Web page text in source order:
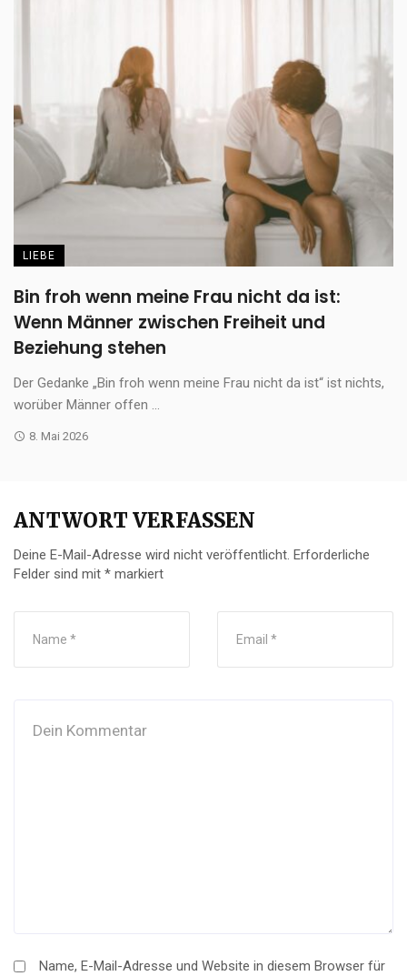
LIEBE
Bin froh wenn meine Frau nicht da ist:
Wenn Männer zwischen Freiheit und
Beziehung stehen
Der Gedanke „Bin froh wenn meine Frau nicht da ist“ ist nichts,
worüber Männer offen ...
8. Mai 2026
ANTWORT VERFASSEN
Deine E-Mail-Adresse wird nicht veröffentlicht. Erforderliche
Felder sind mit * markiert
Name, E-Mail-Adresse und Website in diesem Browser für